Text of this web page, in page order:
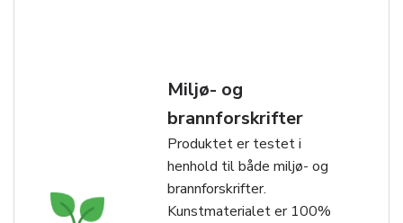
Miljø- og
brannforskrifter
Produktet er testet i
henhold til både miljø- og
brannforskrifter.
Kunstmaterialet er 100%